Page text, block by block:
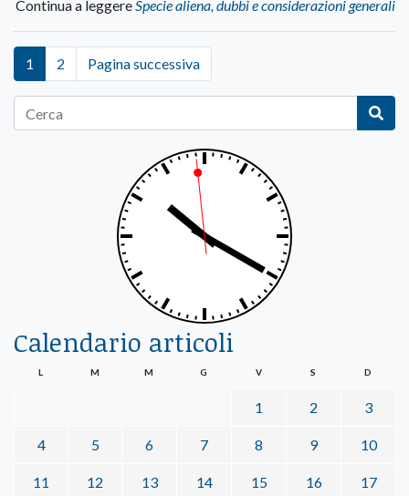
Continua a leggereSpecie aliena, dubbi e considerazioni generali
1 2 Pagina successiva
Calendario articoli
L M M G V S D
1 2 3
4 5 6 7 8 9 10
11 12 13 14 15 16 17